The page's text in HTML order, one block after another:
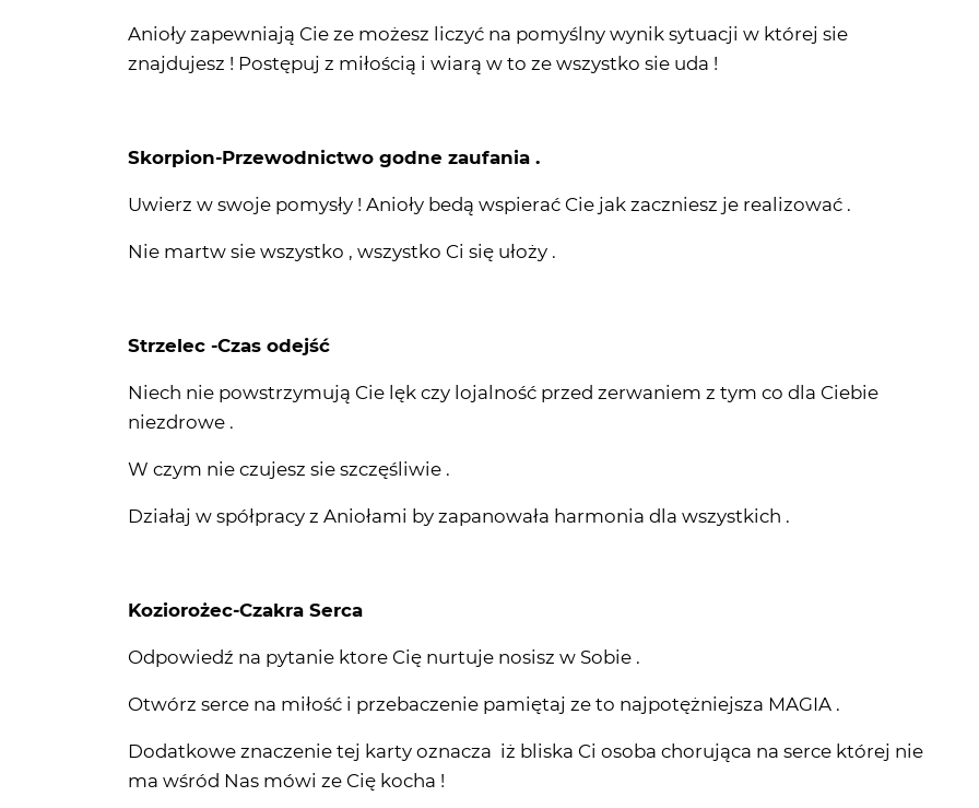
Anioły zapewniają Cie ze możesz liczyć na pomyślny wynik sytuacji w której sie
znajdujesz ! Postępuj z miłością i wiarą w to ze wszystko sie uda !
Skorpion-Przewodnictwo godne zaufania .
Uwierz w swoje pomysły ! Anioły bedą wspierać Cie jak zaczniesz je realizować .
Nie martw sie wszystko , wszystko Ci się ułoży .
Strzelec -Czas odejść
Niech nie powstrzymują Cie lęk czy lojalność przed zerwaniem z tym co dla Ciebie
niezdrowe .
W czym nie czujesz sie szczęśliwie .
Działaj w spółpracy z Aniołami by zapanowała harmonia dla wszystkich .
Koziorożec-Czakra Serca
Odpowiedź na pytanie ktore Cię nurtuje nosisz w Sobie .
Otwórz serce na miłość i przebaczenie pamiętaj ze to najpotężniejsza MAGIA .
Dodatkowe znaczenie tej karty oznacza iż bliska Ci osoba chorująca na serce której nie
ma wśród Nas mówi ze Cię kocha !